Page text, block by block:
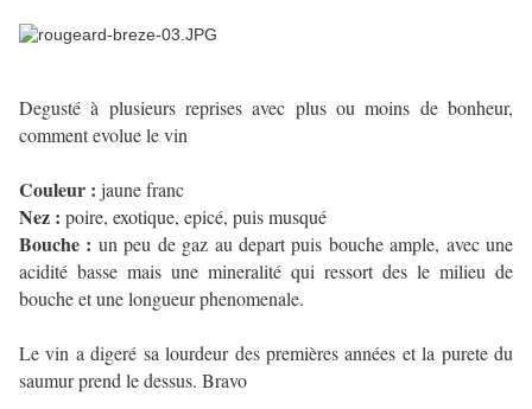
Degusté à plusieurs reprises avec plus ou moins de bonheur,
comment evolue le vin
Couleur : jaune franc
Nez : poire, exotique, epicé, puis musqué
Bouche : un peu de gaz au depart puis bouche ample, avec une
acidité basse mais une mineralité qui ressort des le milieu de
bouche et une longueur phenomenale.
Le vin a digeré sa lourdeur des premières années et la purete du
saumur prend le dessus. Bravo